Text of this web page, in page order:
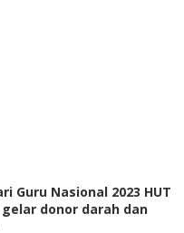
Guru Nasional 2023 HUT
gelar donor darah dan